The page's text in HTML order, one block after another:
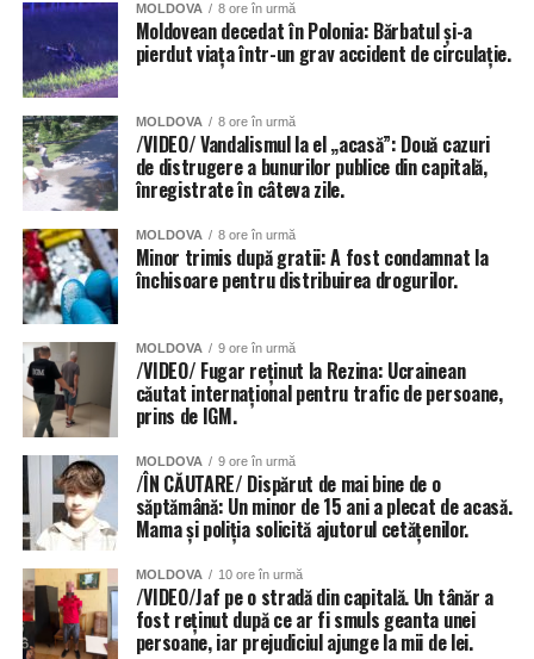
Și instituțiile de învățământ din Chișinău au fost grav
grădinițe din sectoarele Botanica, Buiucani, Centru și
Râșcani. Totuși autoritățile dau asigurări că situația va fi
remediată în cel mai scurt timp.
Inundat a fost și teatrul de Operă și Balet Maria Bieșu, sub
presiunea apei de pe acoperiș, au cedat două țevi.
Inundate au fost și trecerile subterane de pietoni, dar și
parcările amenajate în subsolurile blocurilor locative.
MOLDOVA 8 ore în urmă
Moldovean decedat în Polonia: Bărbatul și-a
pierdut viața într-un grav accident de circulație.
MOLDOVA 8 ore în urmă
/VIDEO/ Vandalismul la el „acasă”: Două cazuri
de distrugere a bunurilor publice din capitală,
înregistrate în câteva zile.
MOLDOVA 8 ore în urmă
Minor trimis după gratii: A fost condamnat la
închisoare pentru distribuirea drogurilor.
MOLDOVA 9 ore în urmă
/VIDEO/ Fugar reținut la Rezina: Ucrainean
căutat internațional pentru trafic de persoane,
prins de IGM.
MOLDOVA 9 ore în urmă
/ÎN CĂUTARE/ Dispărut de mai bine de o
săptămână: Un minor de 15 ani a plecat de acasă.
Mama și poliția solicită ajutorul cetățenilor.
MOLDOVA 10 ore în urmă
/VIDEO/Jaf pe o stradă din capitală. Un tânăr a
fost reținut după ce ar fi smuls geanta unei
persoane, iar prejudiciul ajunge la mii de lei.